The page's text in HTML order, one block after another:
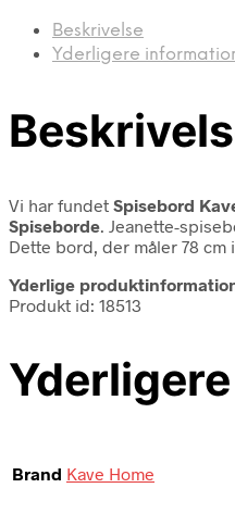
Beskrivelse
Yderligere
Vi har fundet Spisebord
Spiseborde . Jeanette-
Dette bord, der måler 78
Yderlige
Produkt id: 18513
Brand Kave Home